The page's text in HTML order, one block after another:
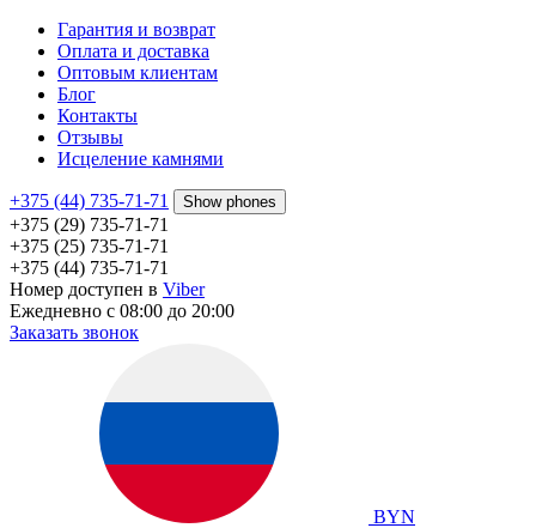
Гарантия и возврат
Оплата и доставка
Оптовым клиентам
Блог
Контакты
Отзывы
Исцеление камнями
+375 (44) 735-71-71 Show phones
+375 (29) 735-71-71
+375 (25) 735-71-71
+375 (44) 735-71-71
Номер доступен в Viber
Ежедневно с 08:00 до 20:00
Заказать звонок
BYN